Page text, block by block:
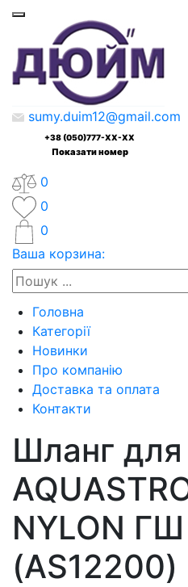
sumy.duim12@gmail.com
+38 (050)777-XX-XX
Показати номер
0
0
0
Ваша корзина:
Головна
Категорії
Новинки
Про компанію
Доставка та оплата
Контакти
Шланг
NYLON
(AS12200)